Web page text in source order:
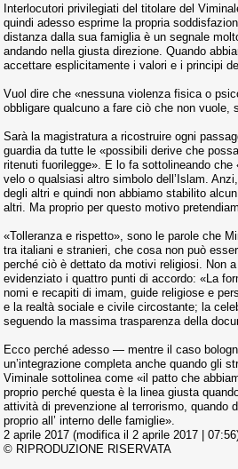
Interlocutori privilegiati del titolare del
quindi adesso esprime la propria
distanza dalla sua famiglia è un segnale
andando nella giusta direzione. Quando
accettare esplicitamente i valori e i principi
Vuol dire che «nessuna violenza fisica o
obbligare qualcuno a fare ciò che non
Sarà la magistratura a ricostruire ogni
guardia da tutte le «possibili derive che
ritenuti fuorilegge». E lo fa sottolineando
velo o qualsiasi altro simbolo dell’Islam.
degli altri e quindi non abbiamo stabilito
altri. Ma proprio per questo motivo
«Tolleranza e rispetto», sono le parole che
tra italiani e stranieri, che cosa non può
perché ciò è dettato da motivi religiosi. Non
evidenziato i quattro punti di accordo: «La
nomi e recapiti di imam, guide religiose e
e la realtà sociale e civile circostante; la
seguendo la massima trasparenza della
Ecco perché adesso — mentre il caso
un’integrazione completa anche quando gli
Viminale sottolinea come «il patto che
proprio perché questa è la linea giusta
attività di prevenzione al terrorismo, quando
proprio all’ interno delle famiglie».
2 aprile 2017 (modifica il 2 aprile 2017 |
© RIPRODUZIONE RISERVATA